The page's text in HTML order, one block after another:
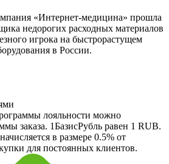
«Интернет-медицина» прошла
недорогих расходных материалов
игрока на быстрорастущем
в России.
лояльности можно
заказа. 1БазисРубль равен 1 RUB.
в размере 0.5% от
для постоянных клиентов.